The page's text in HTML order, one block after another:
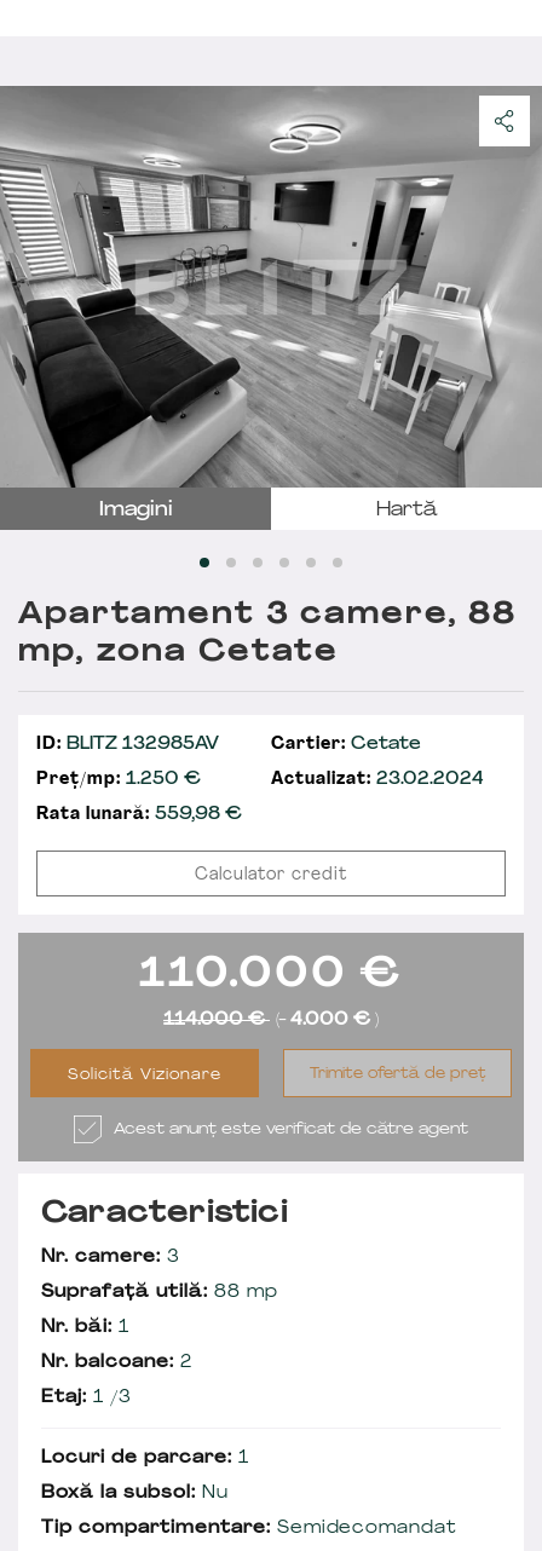
Imagini Hartă
Apartament 3 camere, 88
mp, zona Cetate
ID: BLITZ 132985AV Cartier: Cetate
Preț/mp: 1.250 € Actualizat: 23.02.2024
Rata lunară: 559,98€
Calculator credit
110.000 €
114.000 € (- 4.000 € )
Solicită Vizionare Trimite ofertă de preț
Acest anunț este verificat de către agent
Caracteristici
Nr. camere: 3
Suprafață utilă: 88 mp
Nr. băi: 1
Nr. balcoane: 2
Etaj: 1 /3
Locuri de parcare: 1
Boxă la subsol: Nu
Tip compartimentare: Semidecomandat